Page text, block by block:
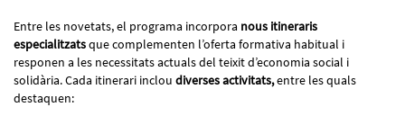
Entre les novetats, el programa incorpora nous itineraris
especialitzatsque complementen l’oferta formativa habitual i
responen a les necessitats actuals del teixit d’economia social i
solidària. Cada itinerari inclou diverses activitats,entre les quals
destaquen: